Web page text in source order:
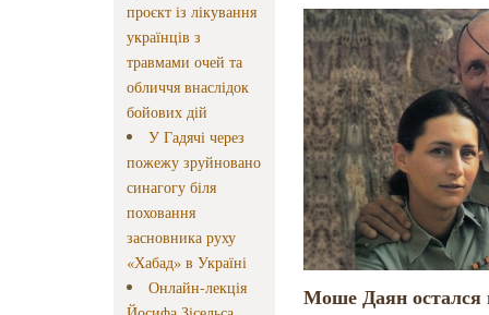
проєкт із лікування
українців з
травмами очей та
обличчя внаслідок
бойових дій
У Гадячі через
пожежу зруйновано
синагогу біля
поховання
засновника руху
«Хабад» в Україні
Онлайн-лекція
Моше Даян остался